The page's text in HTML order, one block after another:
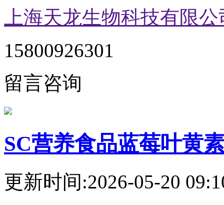
上海天龙生物科技有限公
15800926301
留言咨询
SC营养食品蓝莓叶黄
更新时间:2026-05-20